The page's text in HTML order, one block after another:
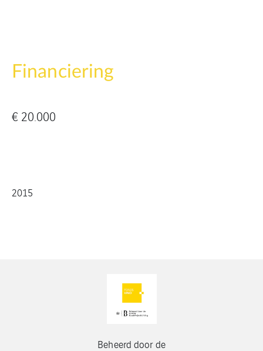
Financiering
€ 20.000
2015
Beheerd door de